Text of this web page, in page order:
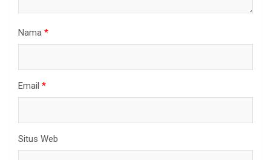
Nama *
Email *
Situs Web